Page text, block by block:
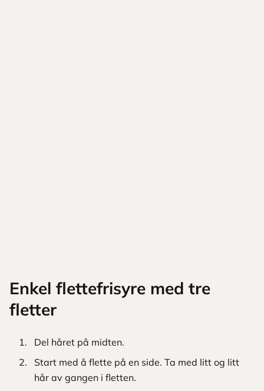
Enkel flettefrisyre med tre
fletter
Del håret på midten.
Start med å flette på en side. Ta med litt og litt
hår av gangen i fletten.